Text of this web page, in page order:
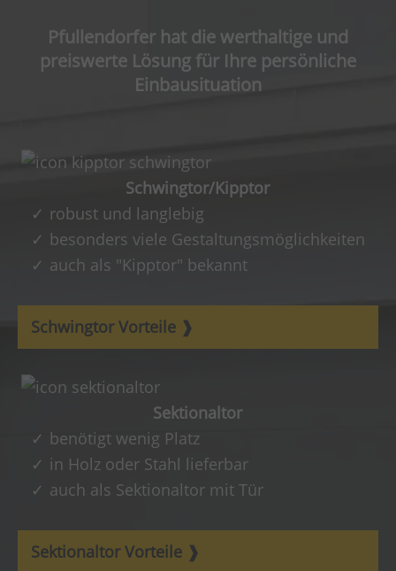
Pfullendorfer hat die werthaltige und
preiswerte Lösung für Ihre persönliche
Einbausituation
Schwingtor/Kipptor
robust und langlebig
besonders viele Gestaltungsmöglichkeiten
auch als "Kipptor" bekannt
Schwingtor Vorteile
Sektionaltor
benötigt wenig Platz
in Holz oder Stahl lieferbar
auch als Sektionaltor mit Tür
Sektionaltor Vorteile